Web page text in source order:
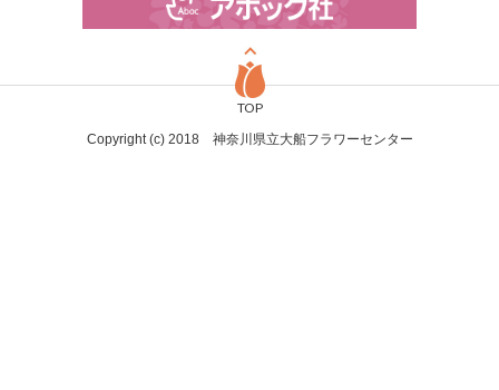
TOP
Copyright (c) 2018 神奈川県立大船フラワーセンター